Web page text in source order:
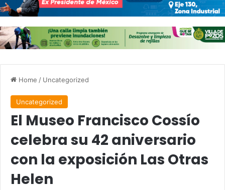
Home / Uncategorized
Uncategorized
El Museo Francisco Cossío
celebra su 42 aniversario
con la exposición Las Otras
Helen